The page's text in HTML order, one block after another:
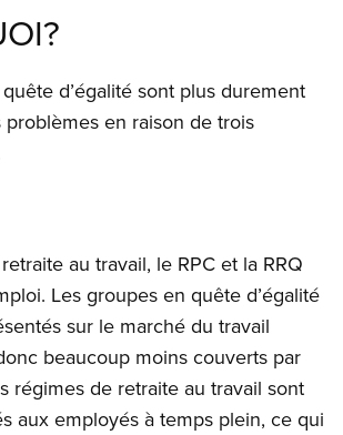
d’égalité sont plus durement
en raison de trois
au travail, le RPC et la RRQ
Les groupes en quête d’égalité
sur le marché du travail
beaucoup moins couverts par
régimes de retraite au travail sont
aux employés à temps plein, ce qui